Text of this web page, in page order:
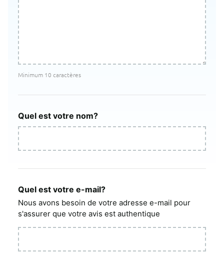
Minimum 10 caractères
Quel est votre nom?
Quel est votre e-mail?
Nous avons besoin de votre adresse e-mail pour
s'assurer que votre avis est authentique